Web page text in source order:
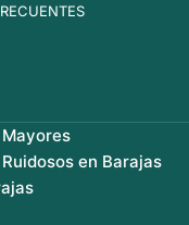
en Barajas